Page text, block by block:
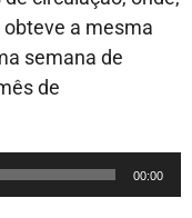
a mesma
semana de
de
00:00